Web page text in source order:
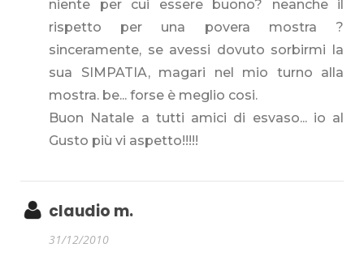
niente per cui essere buono? neanche il
rispetto per una povera mostra ?
sinceramente, se avessi dovuto sorbirmi la
sua SIMPATIA, magari nel mio turno alla
mostra. be... forse è meglio cosi.
Buon Natale a tutti amici di esvaso... io al
Gusto più vi aspetto!!!!!
claudio m.
31/12/2010